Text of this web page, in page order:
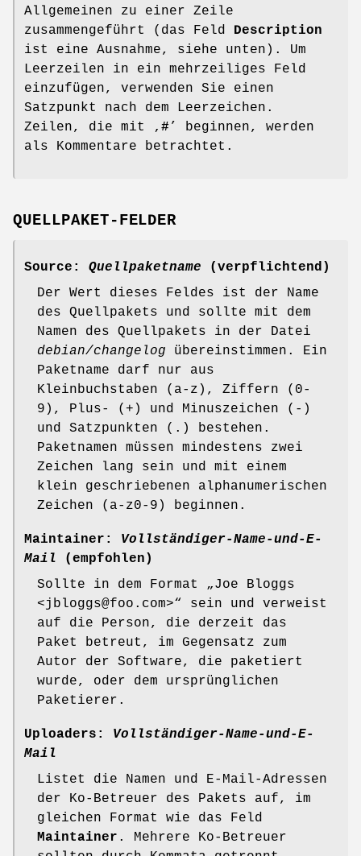
Allgemeinen zu einer Zeile
zusammengeführt (das Feld Description
ist eine Ausnahme, siehe unten). Um
Leerzeilen in ein mehrzeiliges Feld
einzufügen, verwenden Sie einen
Satzpunkt nach dem Leerzeichen.
Zeilen, die mit ‚ #’ beginnen, werden
als Kommentare betrachtet.
QUELLPAKET-FELDER
Source: Quellpaketname (verpflichtend)
Der Wert dieses Feldes ist der Name
des Quellpakets und sollte mit dem
Namen des Quellpakets in der Datei
debian/changelog übereinstimmen. Ein
Paketname darf nur aus
Kleinbuchstaben (a-z), Ziffern (0-
9), Plus- (+) und Minuszeichen (-)
und Satzpunkten (.) bestehen.
Paketnamen müssen mindestens zwei
Zeichen lang sein und mit einem
klein geschriebenen alphanumerischen
Zeichen (a-z0-9) beginnen.
Maintainer:
Vollständiger-Name-und-E-
Mail (empfohlen)
Sollte in dem Format „Joe Bloggs
<jbloggs@foo.com>“ sein und verweist
auf die Person, die derzeit das
Paket betreut, im Gegensatz zum
Autor der Software, die paketiert
wurde, oder dem ursprünglichen
Paketierer.
Uploaders:
Vollständiger-Name-und-E-
Mail
Listet die Namen und E-Mail-Adressen
der Ko-Betreuer des Pakets auf, im
gleichen Format wie das Feld
Maintainer . Mehrere Ko-Betreuer